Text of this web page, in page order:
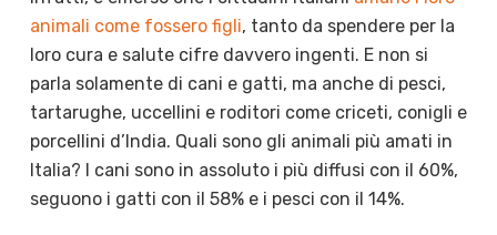
animali come fossero figli, tanto da spendere per la
loro cura e salute cifre davvero ingenti. E non si
parla solamente di cani e gatti, ma anche di pesci,
tartarughe, uccellini e roditori come criceti, conigli e
porcellini d’India. Quali sono gli animali più amati in
Italia? I cani sono in assoluto i più diffusi con il 60%,
seguono i gatti con il 58% e i pesci con il 14%.